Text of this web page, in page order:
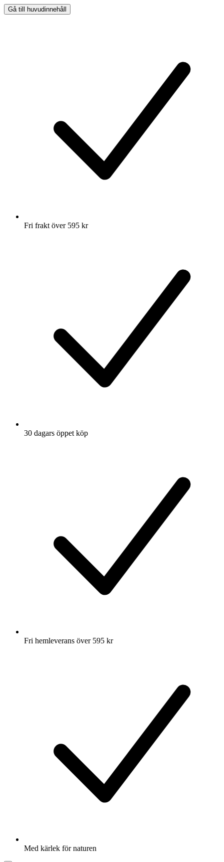
Gå till huvudinnehåll
Fri frakt över 595 kr
30 dagars öppet köp
Fri hemleverans över 595 kr
Med kärlek för naturen